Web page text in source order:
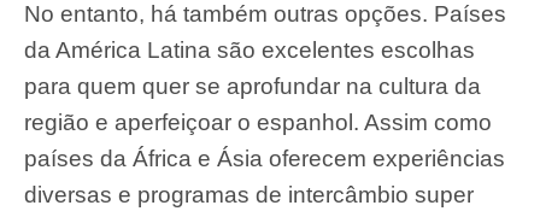
No entanto, há também outras opções. Países
da América Latina são excelentes escolhas
para quem quer se aprofundar na cultura da
região e aperfeiçoar o espanhol. Assim como
países da África e Ásia oferecem experiências
diversas e programas de intercâmbio super